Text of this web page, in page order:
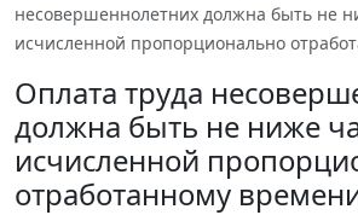
несовершеннолетних должна быть не
исчисленной пропорционально
Оплата труда
должна быть не ниже
исчисленной
отработанному